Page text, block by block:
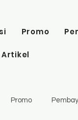
Promo
Artikel
Promo